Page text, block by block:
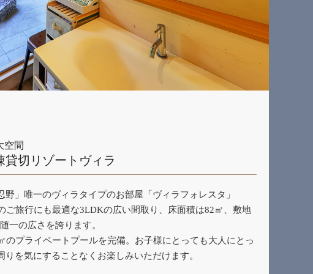
空間
貸切リゾートヴィラ
野」唯一のヴィラタイプのお部屋「ヴィラフォレスタ」
ご旅行にも最適な3LDKの広い間取り、床面積は82㎡、敷地
一の広さを誇ります。
のプライベートプールを完備。お子様にとっても大人にとっ
りを気にすることなくお楽しみいただけます。